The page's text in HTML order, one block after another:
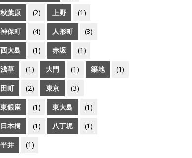
秋葉原 (2) 上野 (1)
神保町 (4) 人形町 (8)
西大島 (1) 赤坂 (1)
浅草 (1) 大門 (1) 築地 (1)
田町 (2) 東京 (3)
東銀座 (1) 東大島 (1)
日本橋 (1) 八丁堀 (1)
平井 (1)